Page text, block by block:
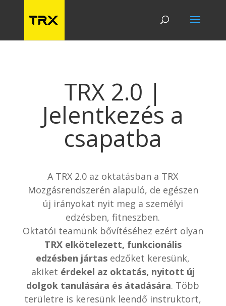
TRX 2.0 |
Jelentkezés a
csapatba
A TRX 2.0 az oktatásban a TRX
Mozgásrendszerén alapuló, de egészen
új irányokat nyit meg a személyi
edzésben, fitneszben.
Oktatói teamünk bővítéséhez ezért olyan
TRX elkötelezett, funkcionális
edzésben jártas edzőket keresünk,
akiket érdekel az oktatás, nyitott új
dolgok tanulására és átadására. Több
területre is keresünk leendő instruktort,